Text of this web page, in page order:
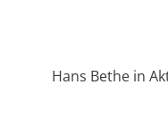
Hans Bethe in